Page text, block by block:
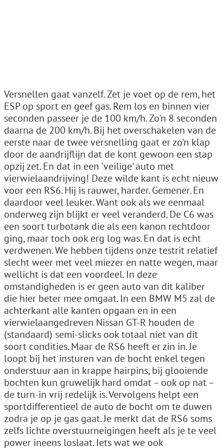
Versnellen gaat vanzelf. Zet je voet op de rem, het
ESP op sport en geef gas. Rem los en binnen vier
seconden passeer je de 100 km/h. Zo'n 8 seconden
daarna de 200 km/h. Bij het overschakelen van de
eerste naar de twee versnelling gaat er zo'n klap
door de aandrijflijn dat de kont gewoon een stap
opzij zet. En dat in een 'veilige' auto met
vierwielaandrijving! Deze wilde kant is echt nieuw
voor een RS6. Hij is rauwer, harder. Gemener. En
daardoor veel leuker. Want ook als we eenmaal
onderweg zijn blijkt er veel veranderd. De C6 was
een soort turbotank die als een kanon rechtdoor
ging, maar toch ook erg log was. En dat is echt
verdwenen. We hebben tijdens onze testrit relatief
slecht weer met veel miezer en natte wegen, maar
wellicht is dat een voordeel. In deze
omstandigheden is er geen auto van dit kaliber
die hier beter mee omgaat. In een BMW M5 zal de
achterkant alle kanten opgaan en in een
vierwielaangedreven Nissan GT-R houden de
(standaard) semi-slicks ook totaal niet van dit
soort condities. Maar de RS6 heeft er zin in. Je
loopt bij het insturen van de bocht enkel tegen
onderstuur aan in krappe hairpins, bij glooiende
bochten kun gruwelijk hard omdat – ook op nat –
de turn-in vrij redelijk is. Vervolgens helpt een
sportdifferentieel de auto de bocht om te duwen
zodra je op je gas gaat. Je merkt dat de RS6 soms
zelfs lichte overstuurneigingen heeft als je te veel
power ineens loslaat. Iets wat we ook